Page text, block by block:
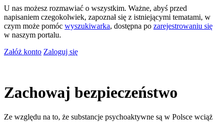
U nas możesz rozmawiać o wszystkim. Ważne, abyś przed
napisaniem czegokolwiek, zapoznał się z istniejącymi tematami, w
czym może pomóc wyszukiwarka, dostępna po zarejestrowaniu się
w naszym portalu.
Załóż konto Zaloguj się
Zachowaj bezpieczeństwo
Ze względu na to, że substancje psychoaktywne są w Polsce wciąż